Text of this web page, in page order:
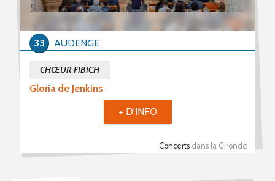
Gloria de Jenkins
CHŒUR FIBICH
Concerts dans la Gironde
AUDENGE
33
+ D'INFO